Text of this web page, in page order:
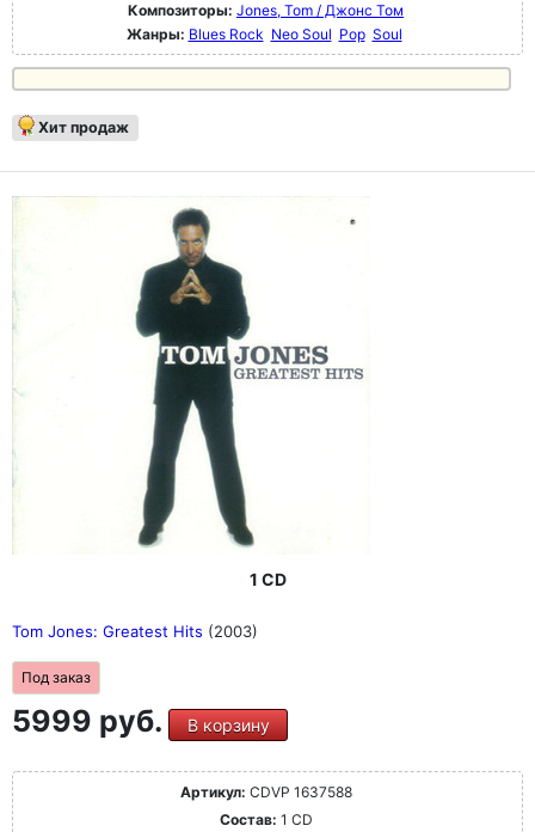
Композиторы: Jones, Tom / Джонс Том
Жанры: Blues Rock Neo Soul Pop Soul
Хит продаж
1 CD
Tom Jones: Greatest Hits (2003)
Под заказ
5999 руб. В корзину
Артикул: CDVP 1637588
Состав: 1 CD